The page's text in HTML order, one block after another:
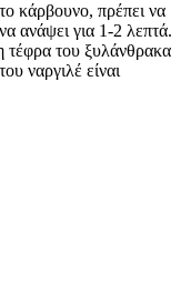
κάρβουνο, πρέπει να
ανάψει για 1-2 λεπτά.
τέφρα του ξυλάνθρακα
ναργιλέ είναι